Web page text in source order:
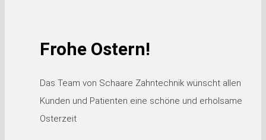
Frohe Ostern!
Das Team von Schaare Zahntechnik wünscht allen
Kunden und Patienten eine schöne und erholsame
Osterzeit